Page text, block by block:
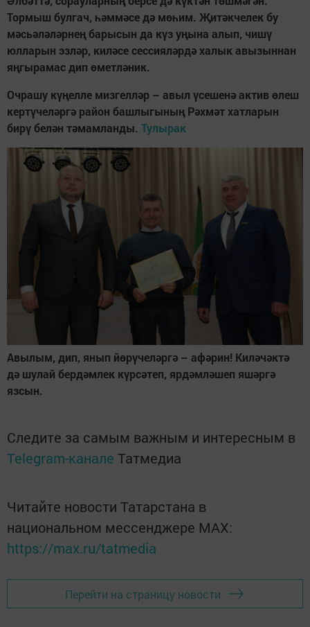
Тормыш булгач, һәммәсе дә мөһим. Җитәкчелек бу
мәсьәләләрнең барысын да күз уңына алып, чишү
юлларын эзләр, киләсе сессия­ләрдә халык авызыннан
яңгырамас дип өметләник.
Очрашу күңелле мизгелләр – авыл үсешенә актив өлеш
кертүчеләргә район башлыгының Рәхмәт хатларын
бирү белән тәмамланды. Тулырак
Авылым, дип, янып йөрүчеләргә – афәрин! Киләчәктә
дә шулай бердәмлек күрсәтеп, ярдәмләшеп яшәргә
язсын.
Следите за самым важным и интересным в
Telegram-канале Татмедиа
Читайте новости Татарстана в
национальном мессенджере MАХ:
https://max.ru/tatmedia
Перейти на страницу новости